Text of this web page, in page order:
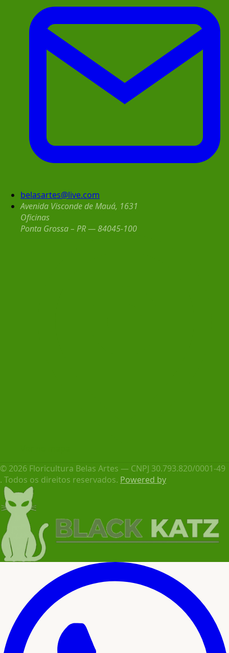
belasartes@live.com
Avenida Visconde de Mauá, 1631
Oficinas
Ponta Grossa – PR — 84045-100
© 2026 Floricultura Belas Artes — CNPJ 30.793.820/0001-49
. Todos os direitos reservados. Powered by